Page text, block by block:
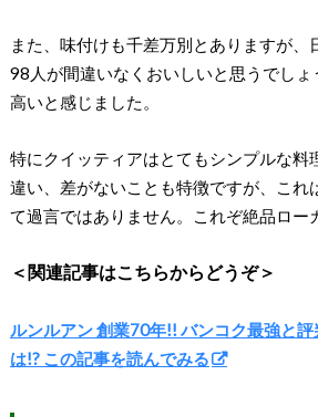
また、味付けも千差万別とありますが、
98人が間違いなくおいしいと思うでし
高いと感じました。
特にクイッティアはとてもシンプルな料
違い、差がないことも特徴ですが、これ
て過言ではありません。これぞ絶品ロー
＜関連記事はこちらからどうぞ＞
ルンルアン 創業70年!! バンコク最強と
は!? この記事を読んでみる